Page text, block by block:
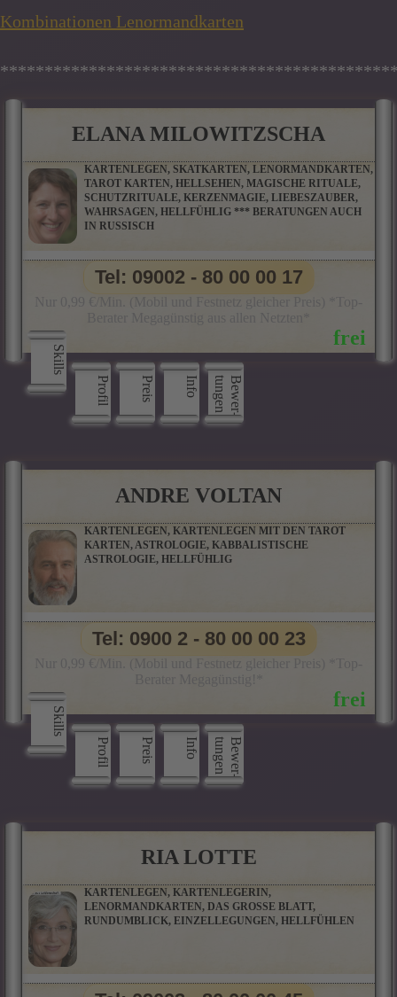
Kombinationen Lenormandkarten
ELANA MILOWITZSCHA
KARTENLEGEN, SKATKARTEN, LENORMANDKARTEN,
TAROT KARTEN, HELLSEHEN, MAGISCHE RITUALE,
SCHUTZRITUALE, KERZENMAGIE, LIEBESZAUBER,
WAHRSAGEN, HELLFÜHLIG *** BERATUNGEN AUCH
IN RUSSISCH
Skills
Profil
Preis Info B
e
w
e
r
­
t
u
n
g
e
n
Tel: 09002 - 80 00 00 17
ANDRE VOLTAN
KARTENLEGEN, KARTENLEGEN MIT DEN TAROT
KARTEN, ASTROLOGIE, KABBALISTISCHE
ASTROLOGIE, HELLFÜHLIG
Skills
Profil
Preis Info B
e
w
e
r
­
t
u
n
g
e
n
Tel: 0900 2 - 80 00 00 23
RIA LOTTE
KARTENLEGEN, KARTENLEGERIN,
LENORMANDKARTEN, DAS GROSSE BLATT,
RUNDUMBLICK, EINZELLEGUNGEN, HELLFÜHLEN